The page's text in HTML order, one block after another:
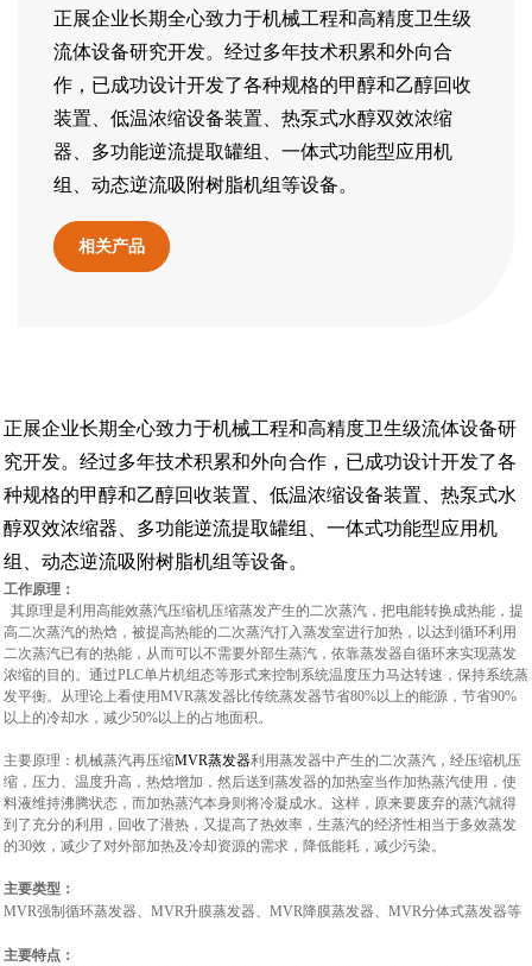
正展企业长期全心致力于机械工程和高精度卫生级
流体设备研究开发。经过多年技术积累和外向合
作，已成功设计开发了各种规格的甲醇和乙醇回收
装置、低温浓缩设备装置、热泵式水醇双效浓缩
器、多功能逆流提取罐组、一体式功能型应用机
组、动态逆流吸附树脂机组等设备。
相关产品
正展企业长期全心致力于机械工程和高精度卫生级流体设备研
究开发。经过多年技术积累和外向合作，已成功设计开发了各
种规格的甲醇和乙醇回收装置、低温浓缩设备装置、热泵式水
醇双效浓缩器、多功能逆流提取罐组、一体式功能型应用机
组、动态逆流吸附树脂机组等设备。
工作原理：
其原理是利用高能效蒸汽压缩机压缩蒸发产生的二次蒸汽，把电能转换成热能，提
高二次蒸汽的热焓，被提高热能的二次蒸汽打入蒸发室进行加热，以达到循环利用
二次蒸汽已有的热能，从而可以不需要外部生蒸汽，依靠蒸发器自循环来实现蒸发
浓缩的目的。通过PLC单片机组态等形式来控制系统温度压力马达转速，保持系统蒸
发平衡。从理论上看使用MVR蒸发器比传统蒸发器节省80%以上的能源，节省90%
以上的冷却水，减少50%以上的占地面积。
主要原理：机械蒸汽再压缩MVR蒸发器利用蒸发器中产生的二次蒸汽，经压缩机压
缩，压力、温度升高，热焓增加，然后送到蒸发器的加热室当作加热蒸汽使用，使
料液维持沸腾状态，而加热蒸汽本身则将冷凝成水。这样，原来要废弃的蒸汽就得
到了充分的利用，回收了潜热，又提高了热效率，生蒸汽的经济性相当于多效蒸发
的30效，减少了对外部加热及冷却资源的需求，降低能耗，减少污染。
主要类型：
MVR强制循环蒸发器、MVR升膜蒸发器、MVR降膜蒸发器、MVR分体式蒸发器等
主要特点：